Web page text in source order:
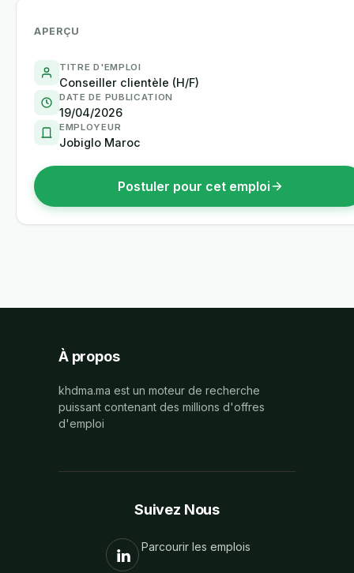
APERÇU
TITRE D'EMPLOI
Conseiller clientèle (H/F)
DATE DE PUBLICATION
19/04/2026
EMPLOYEUR
Jobiglo Maroc
Postuler pour cet emploi
À propos
khdma.ma est un moteur de recherche
puissant contenant des millions d'offres
d'emploi
Suivez Nous
Parcourir les emplois